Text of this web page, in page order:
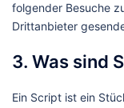
folgender Besuche
Drittanbieter
3. Was sind
Ein Script ist ein